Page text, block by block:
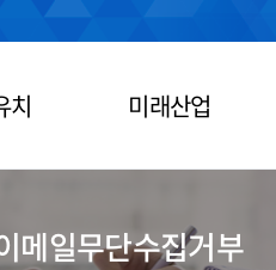
치 미래산업
메일무단수집거부